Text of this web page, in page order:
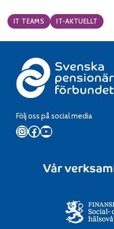
Categories:
IT TEAMS IT-AKTUELLT
Följ oss på social media
Instagram
Facebook
YouTube
Vår